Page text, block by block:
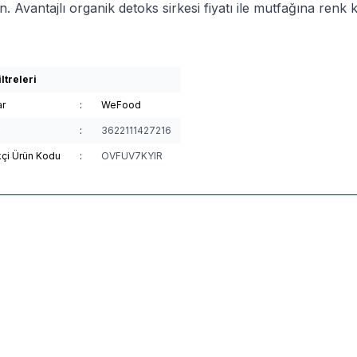
Avantajlı organik detoks sirkesi fiyatı ile mutfağına renk
: WeFood
: 3622111427216
Ürün Kodu : OVFUV7KYIR